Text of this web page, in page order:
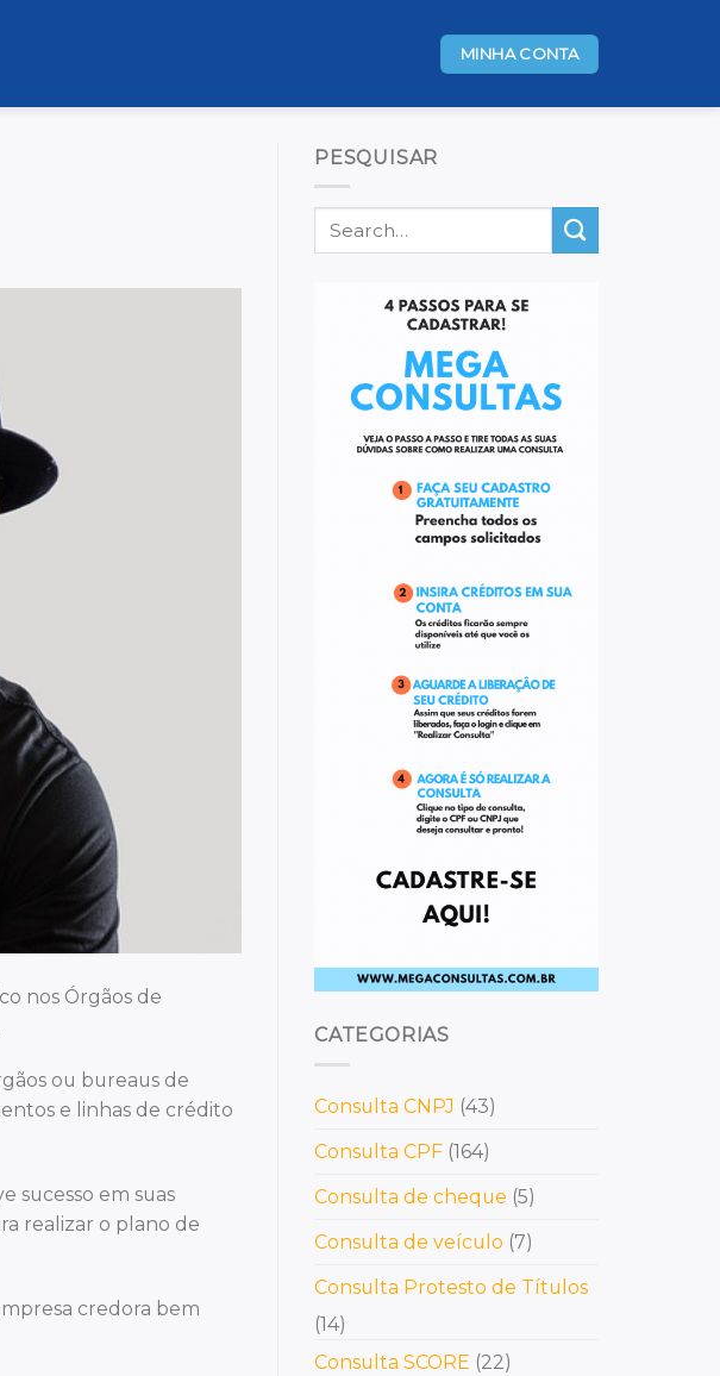
MINHA CONTA
nos Órgãos de
ou bureaus de
e linhas de crédito
sucesso em suas
realizar o plano de
credora bem
PESQUISAR
CATEGORIAS
Consulta CNPJ (43)
Consulta CPF (164)
Consulta de cheque (5)
Consulta de veículo (7)
Consulta Protesto de Títulos
(14)
Consulta SCORE (22)